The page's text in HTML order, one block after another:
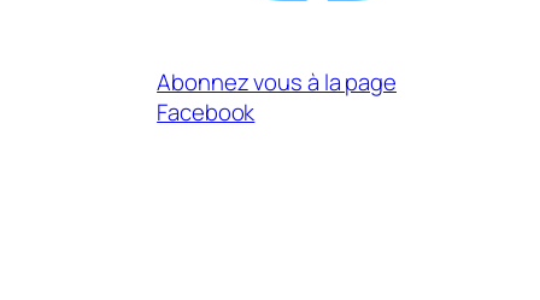
Abonnez vous à la page
Facebook